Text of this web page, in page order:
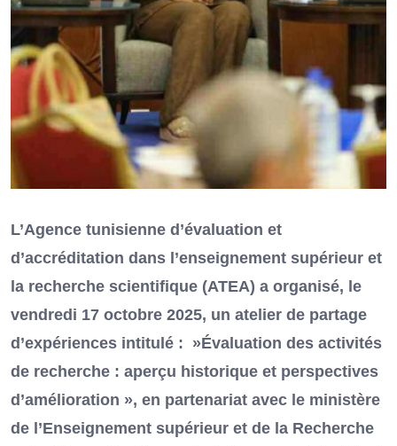
L’Agence tunisienne d’évaluation et
d’accréditation dans l’enseignement supérieur et
la recherche scientifique (ATEA) a organisé, le
vendredi 17 octobre 2025, un atelier de partage
d’expériences intitulé : »Évaluation des activités
de recherche : aperçu historique et perspectives
d’amélioration », en partenariat avec le ministère
de l’Enseignement supérieur et de la Recherche